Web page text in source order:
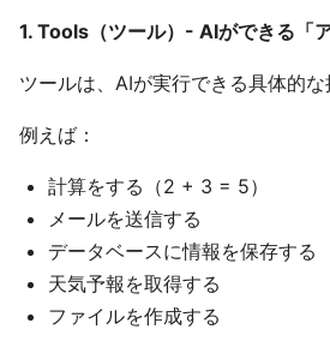
1. Tools（ツール）- AIができる「
ツールは、AIが実行できる具体的な
例えば：
計算をする（2 + 3 = 5）
メールを送信する
データベースに情報を保存する
天気予報を取得する
ファイルを作成する